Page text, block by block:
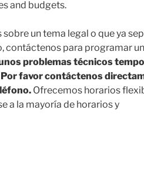
and budgets.
un tema legal o que ya
contáctenos para programar
problemas técnicos
favor contáctenos
Ofrecemos horarios
a la mayoría de horarios y